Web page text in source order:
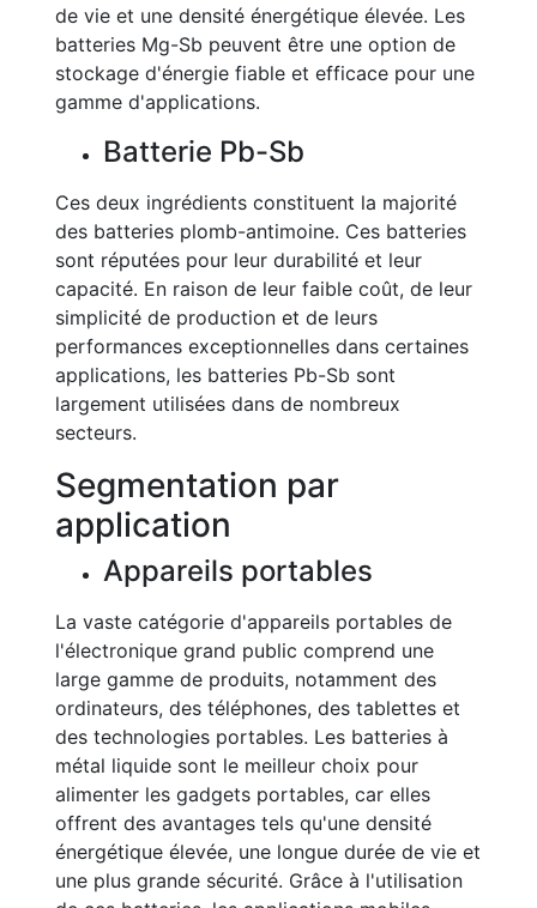
de vie et une densité énergétique élevée. Les
batteries Mg-Sb peuvent être une option de
stockage d'énergie fiable et efficace pour une
gamme d'applications.
Batterie Pb-Sb
Ces deux ingrédients constituent la majorité
des batteries plomb-antimoine. Ces batteries
sont réputées pour leur durabilité et leur
capacité. En raison de leur faible coût, de leur
simplicité de production et de leurs
performances exceptionnelles dans certaines
applications, les batteries Pb-Sb sont
largement utilisées dans de nombreux
secteurs.
Segmentation par
application
Appareils portables
La vaste catégorie d'appareils portables de
l'électronique grand public comprend une
large gamme de produits, notamment des
ordinateurs, des téléphones, des tablettes et
des technologies portables. Les batteries à
métal liquide sont le meilleur choix pour
alimenter les gadgets portables, car elles
offrent des avantages tels qu'une densité
énergétique élevée, une longue durée de vie et
une plus grande sécurité. Grâce à l'utilisation